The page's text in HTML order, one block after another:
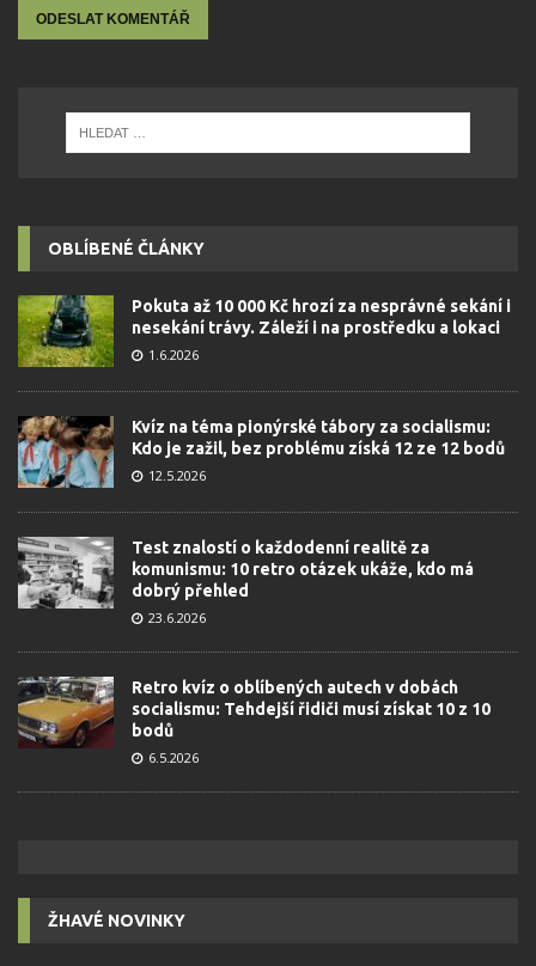
OBLÍBENÉ ČLÁNKY
Pokuta až 10 000 Kč hrozí za nesprávné sekání i
nesekání trávy. Záleží i na prostředku a lokaci
1.6.2026
Kvíz na téma pionýrské tábory za socialismu:
Kdo je zažil, bez problému získá 12 ze 12 bodů
12.5.2026
Test znalostí o každodenní realitě za
komunismu: 10 retro otázek ukáže, kdo má
dobrý přehled
23.6.2026
Retro kvíz o oblíbených autech v dobách
socialismu: Tehdejší řidiči musí získat 10 z 10
bodů
6.5.2026
ŽHAVÉ NOVINKY